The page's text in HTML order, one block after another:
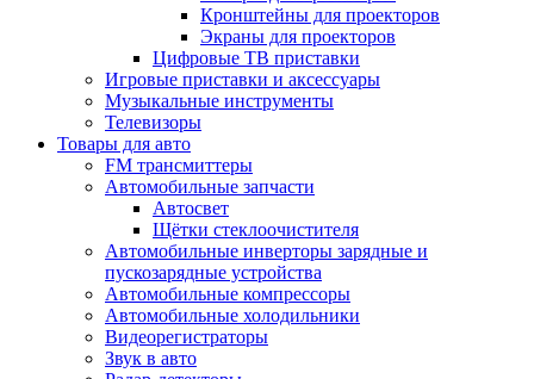
Кронштейны для проекторов
Экраны для проекторов
Цифровые ТВ приставки
Игровые приставки и аксессуары
Музыкальные инструменты
Телевизоры
Товары для авто
FM трансмиттеры
Автомобильные запчасти
Автосвет
Щётки стеклоочистителя
Автомобильные инверторы зарядные и
пускозарядные устройства
Автомобильные компрессоры
Автомобильные холодильники
Видеорегистраторы
Звук в авто